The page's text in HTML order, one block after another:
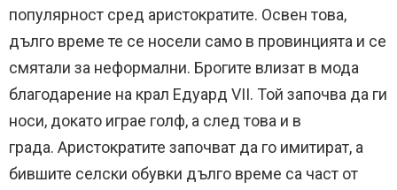
популярност сред аристократите. Освен това,
дълго време те се носели само в провинцията и се
смятали за неформални. Брогите влизат в мода
благодарение на крал Едуард VII. Той започва да ги
носи, докато играе голф, а след това и в
града. Аристократите започват да го имитират, а
бившите селски обувки дълго време са част от